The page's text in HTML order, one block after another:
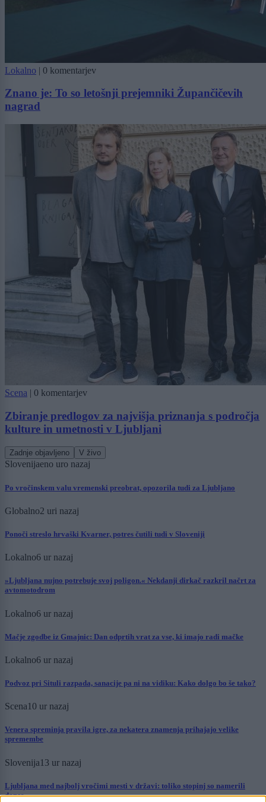
Lokalno | 0 komentarjev
Znano je: To so letošnji prejemniki Župančičevih
nagrad
Scena | 0 komentarjev
Zbiranje predlogov za najvišja priznanja s področja
kulture in umetnosti v Ljubljani
Zadnje objavljeno V živo
Slovenijaeno uro nazaj
Po vročinskem valu vremenski preobrat, opozorila tudi za Ljubljano
Globalno2 uri nazaj
Ponoči streslo hrvaški Kvarner, potres čutili tudi v Sloveniji
Lokalno6 ur nazaj
»Ljubljana nujno potrebuje svoj poligon.« Nekdanji dirkač razkril načrt za
avtomotodrom
Lokalno6 ur nazaj
Mačje zgodbe iz Gmajnic: Dan odprtih vrat za vse, ki imajo radi mačke
Lokalno6 ur nazaj
Podvoz pri Situli razpada, sanacije pa ni na vidiku: Kako dolgo bo še tako?
Scena10 ur nazaj
Venera spreminja pravila igre, za nekatera znamenja prihajajo velike
spremembe
Slovenija13 ur nazaj
Ljubljana med najbolj vročimi mesti v državi: toliko stopinj so namerili
danes